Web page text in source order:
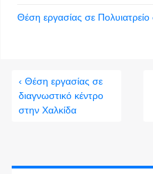
Θέση εργασίας σε
‹ Θέση εργασίας σε
διαγνωστικό κέντρο
στην Χαλκίδα